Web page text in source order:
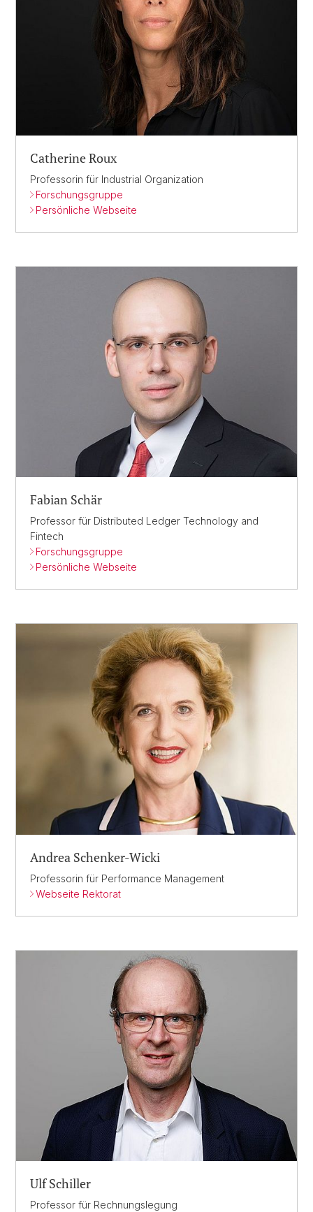
Catherine Roux
Professorin für Industrial Organization
Forschungsgruppe
Persönliche Webseite
Fabian Schär
Professor für Distributed Ledger Technology and
Fintech
Forschungsgruppe
Persönliche Webseite
Andrea Schenker-Wicki
Professorin für Performance Management
Webseite Rektorat
Ulf Schiller
Professor für Rechnungslegung